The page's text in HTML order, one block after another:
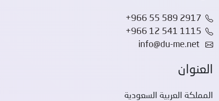
+966 55 589 2917
+966 12 541 1115
العنوان
المملكة العربية السعودية